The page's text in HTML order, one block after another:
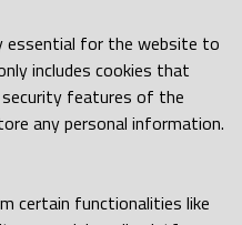
essential for the website to
includes cookies that
features of the
any personal information.
certain functionalities like